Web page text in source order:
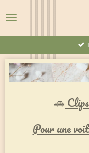
au
contenu
🚗
Pour une